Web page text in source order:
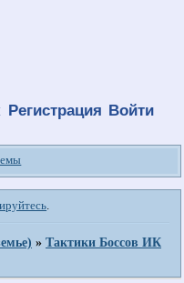
Регистрация Войти
»Тактики Боссов ИК